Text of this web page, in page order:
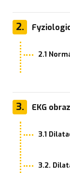
2.
2.1
3. EKG
3.1
3.2.